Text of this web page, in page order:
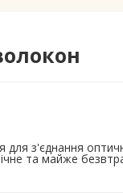
з'єднання
та майже